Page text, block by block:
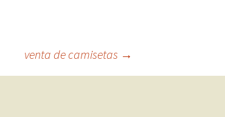
venta de camisetas →